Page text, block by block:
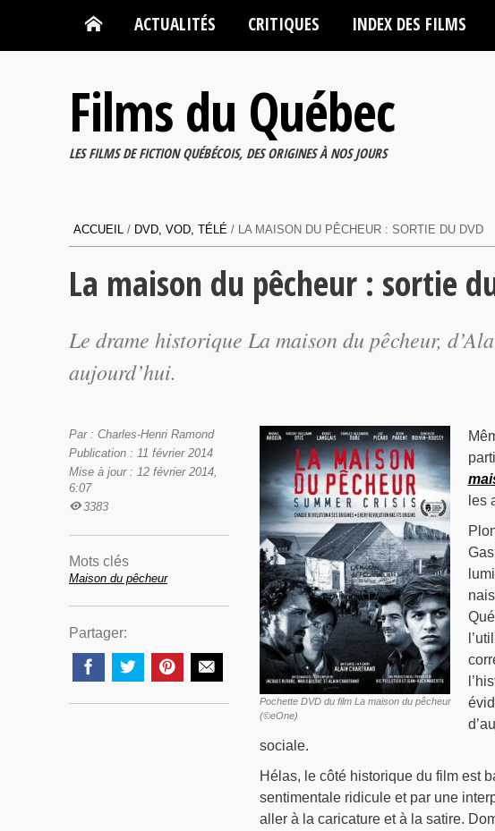
ACTUALITÉS CRITIQUES INDEX DES FILMS
Films du Québec
LES FILMS DE FICTION QUÉBÉCOIS, DES ORIGINES À NOS JOURS
ACCUEIL / DVD, VOD, TÉLÉ / LA MAISON DU PÊCHEUR : SORTIE DU DVD
La maison du pêcheur : sortie
Le drame historique La maison du pêcheur,
aujourd’hui.
Pochette DVD du film La maison du pêcheur
(©eOne)
les
sociale.
Hélas, le côté historique du film est
sentimentale ridicule et par une
aller à la caricature et à la satire.
Par : Charles-Henri Ramond
Publication : 11 février 2014
Mise à jour : 12 février 2014,
6:07
3383
Mots clés
Maison du pêcheur
Partager: